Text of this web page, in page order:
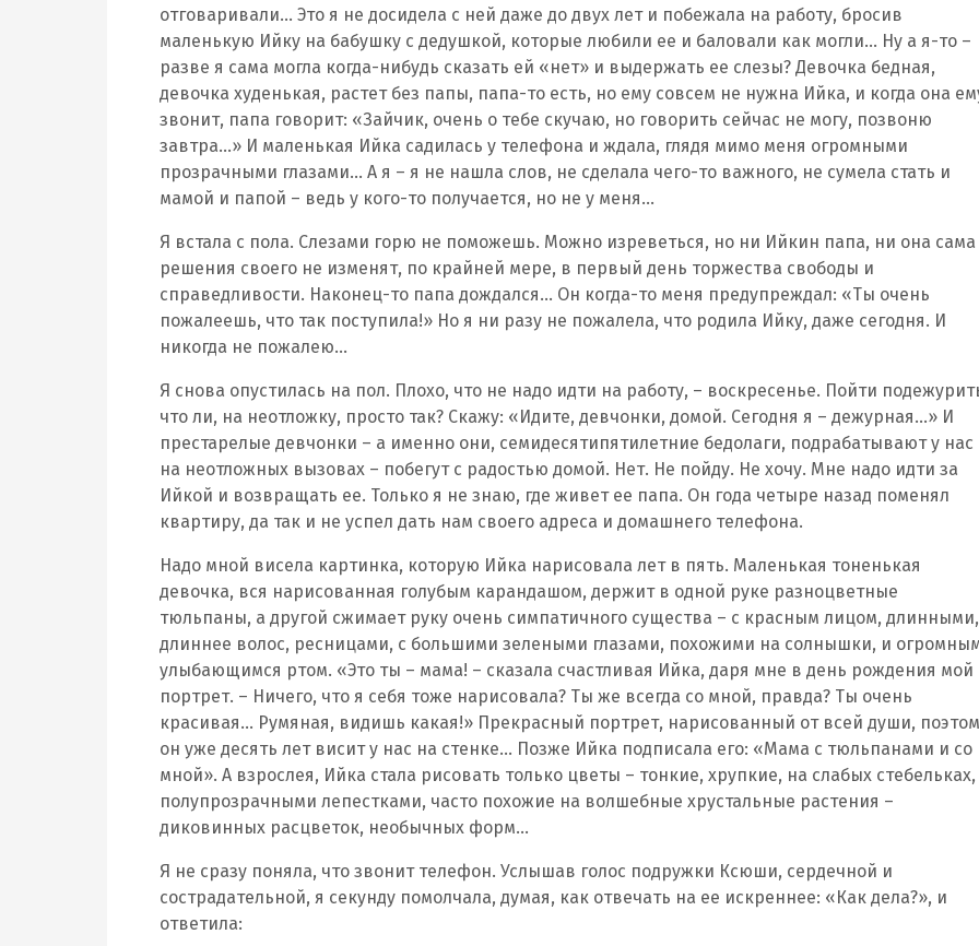
отговаривали… Это я не досидела с ней даже до двух лет и побежала на работу, бросив
маленькую Ийку на бабушку с дедушкой, которые любили ее и баловали как могли… Ну а я-то –
разве я сама могла когда-нибудь сказать ей «нет» и выдержать ее слезы? Девочка бедная,
девочка худенькая, растет без папы, папа-то есть, но ему совсем не нужна Ийка, и когда она
звонит, папа говорит: «Зайчик, очень о тебе скучаю, но говорить сейчас не могу, позвоню
завтра…» И маленькая Ийка садилась у телефона и ждала, глядя мимо меня огромными
прозрачными глазами… А я – я не нашла слов, не сделала чего-то важного, не сумела стать и
мамой и папой – ведь у кого-то получается, но не у меня…
Я встала с пола. Слезами горю не поможешь. Можно изреветься, но ни Ийкин папа, ни она сама
решения своего не изменят, по крайней мере, в первый день торжества свободы и
справедливости. Наконец-то папа дождался… Он когда-то меня предупреждал: «Ты очень
пожалеешь, что так поступила!» Но я ни разу не пожалела, что родила Ийку, даже сегодня. И
никогда не пожалею…
Я снова опустилась на пол. Плохо, что не надо идти на работу, – воскресенье. Пойти
что ли, на неотложку, просто так? Скажу: «Идите, девчонки, домой. Сегодня я – дежурная…» И
престарелые девчонки – а именно они, семидесятипятилетние бедолаги, подрабатывают у нас
на неотложных вызовах – побегут с радостью домой. Нет. Не пойду. Не хочу. Мне надо идти за
Ийкой и возвращать ее. Только я не знаю, где живет ее папа. Он года четыре назад поменял
квартиру, да так и не успел дать нам своего адреса и домашнего телефона.
Надо мной висела картинка, которую Ийка нарисовала лет в пять. Маленькая тоненькая
девочка, вся нарисованная голубым карандашом, держит в одной руке разноцветные
тюльпаны, а другой сжимает руку очень симпатичного существа – с красным лицом, длинными,
длиннее волос, ресницами, с большими зелеными глазами, похожими на солнышки, и
улыбающимся ртом. «Это ты – мама! – сказала счастливая Ийка, даря мне в день рождения мой
портрет. – Ничего, что я себя тоже нарисовала? Ты же всегда со мной, правда? Ты очень
красивая… Румяная, видишь какая!» Прекрасный портрет, нарисованный от всей души,
он уже десять лет висит у нас на стенке… Позже Ийка подписала его: «Мама с тюльпанами и со
мной». А взрослея, Ийка стала рисовать только цветы – тонкие, хрупкие, на слабых стебельках,
полупрозрачными лепестками, часто похожие на волшебные хрустальные растения –
диковинных расцветок, необычных форм…
Я не сразу поняла, что звонит телефон. Услышав голос подружки Ксюши, сердечной и
сострадательной, я секунду помолчала, думая, как отвечать на ее искреннее: «Как дела?», и
ответила: